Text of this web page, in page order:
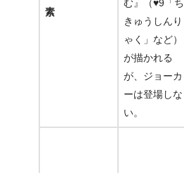
素
む』（♥9「ち
きゅうしんり
ゃく」など）
が描かれる
が、 ジョーカ
ーは登場しな
い。